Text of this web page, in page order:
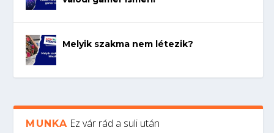
Melyik szakma nem létezik?
MUNKA Ez vár rád a suli után